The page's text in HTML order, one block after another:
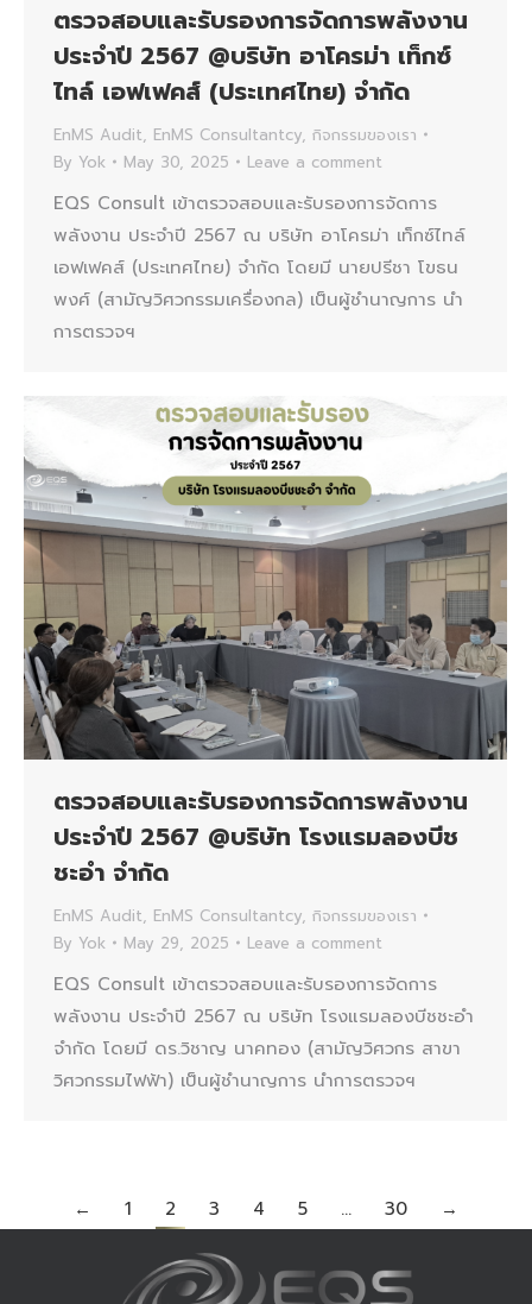
ตรวจสอบและรับรองการจัดการพลังงาน
ประจำปี 2567 @บริษัท อาโครม่า เท็กซ์
ไทล์ เอฟเฟคส์ (ประเทศไทย) จำกัด
EnMS Audit, EnMS Consultantcy, กิจกรรมของเรา
By Yok May 30, 2025 Leave a comment
EQS Consult เข้าตรวจสอบและรับรองการจัดการ
พลังงาน ประจำปี 2567 ณ บริษัท อาโครม่า เท็กซ์ไทล์
เอฟเฟคส์ (ประเทศไทย) จำกัด โดยมี นายปรีชา โขธน
พงศ์ (สามัญวิศวกรรมเครื่องกล) เป็นผู้ชำนาญการ นำ
การตรวจฯ
ตรวจสอบและรับรองการจัดการพลังงาน
ประจำปี 2567 @บริษัท โรงแรมลองบีช
ชะอำ จำกัด
EnMS Audit, EnMS Consultantcy, กิจกรรมของเรา
By Yok May 29, 2025 Leave a comment
EQS Consult เข้าตรวจสอบและรับรองการจัดการ
พลังงาน ประจำปี 2567 ณ บริษัท โรงแรมลองบีชชะอำ
จำกัด โดยมี ดร.วิชาญ นาคทอง (สามัญวิศวกร สาขา
วิศวกรรมไฟฟ้า) เป็นผู้ชำนาญการ นำการตรวจฯ
← 1 2 3 4 5 … 30 →